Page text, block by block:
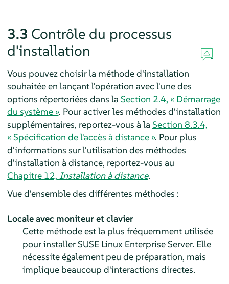
3.3 Contrôle du processus
d'installation
Vous pouvez choisir la méthode d'installation
souhaitée en lançant l'opération avec l'une des
options répertoriées dans la Section 2.4, « Démarrage
du système ». Pour activer les méthodes d'installation
supplémentaires, reportez-vous à la Section 8.3.4,
« Spécification de l'accès à distance ». Pour plus
d'informations sur l'utilisation des méthodes
d'installation à distance, reportez-vous au
Chapitre 12, Installation à distance.
Vue d'ensemble des différentes méthodes :
Locale avec moniteur et clavier
Cette méthode est la plus fréquemment utilisée
pour installer SUSE Linux Enterprise Server. Elle
nécessite également peu de préparation, mais
implique beaucoup d'interactions directes.